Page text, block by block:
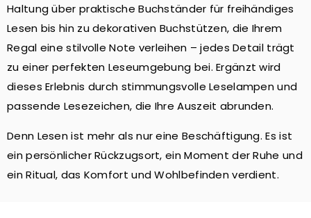
Haltung über praktische Buchständer für freihändiges
Lesen bis hin zu dekorativen Buchstützen, die Ihrem
Regal eine stilvolle Note verleihen – jedes Detail trägt
zu einer perfekten Leseumgebung bei. Ergänzt wird
dieses Erlebnis durch stimmungsvolle Leselampen und
passende Lesezeichen, die Ihre Auszeit abrunden.
Denn Lesen ist mehr als nur eine Beschäftigung. Es ist
ein persönlicher Rückzugsort, ein Moment der Ruhe und
ein Ritual, das Komfort und Wohlbefinden verdient.